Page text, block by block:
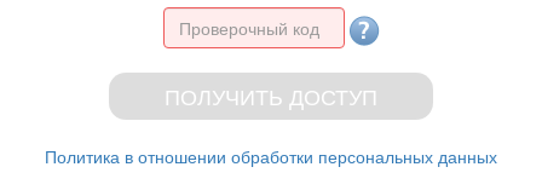
Политика в отношении обработки персональных данных